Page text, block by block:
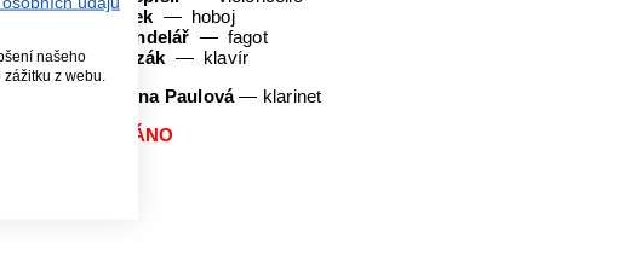
Jan Souček
hoboj
Ondřej Šindelář
fagot
Marek Kozák
klavír
Anna Paulová— klarinet
VYPRODÁNO
našeho
z webu.